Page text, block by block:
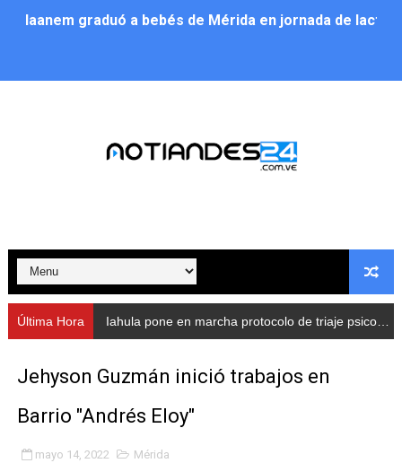
Iaanem graduó a bebés de Mérida en jornada de
Alcalde Nelson Álvarez llevó jornada recreativa a la
Nevado Gas optimiza servicio residencial en la
Balance semestral impulsa inclusión y atención a
Plan Vacacional Comunitario “Ríe 2026” recorre las
Alcaldía del Municipio Libertador realizó una jornada
Fundacite Mérida dicta taller gratuito de electrónica
Última Hora Iahula pone en marcha protocolo de triaje psicosocial para atender a rescatistas
Jehyson Guzmán inició trabajos en
Barrio "Andrés Eloy"
mayo 14, 2022 Mérida